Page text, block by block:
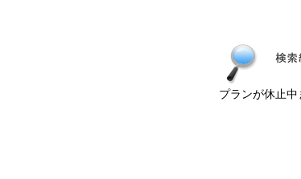
プランが休止中